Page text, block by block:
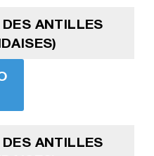
ANTILLES
ANTILLES